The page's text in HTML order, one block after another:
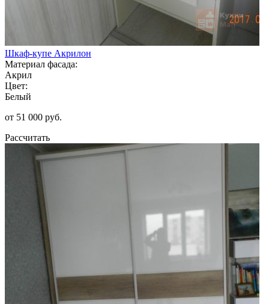
Шкаф-купе Акрилон
Материал фасада:
Акрил
Цвет:
Белый
от 51 000 руб.
Рассчитать